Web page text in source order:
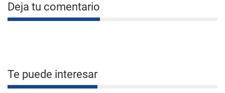
Deja tu comentario
Te puede interesar